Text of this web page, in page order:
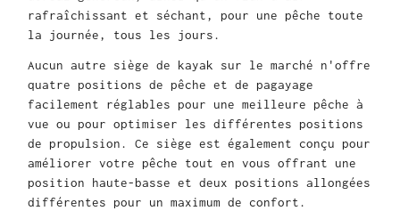
rafraîchissant et séchant, pour une pêche toute
la journée, tous les jours.
Aucun autre siège de kayak sur le marché n'offre
quatre positions de pêche et de pagayage
facilement réglables pour une meilleure pêche à
vue ou pour optimiser les différentes positions
de propulsion. Ce siège est également conçu pour
améliorer votre pêche tout en vous offrant une
position haute-basse et deux positions allongées
différentes pour un maximum de confort.